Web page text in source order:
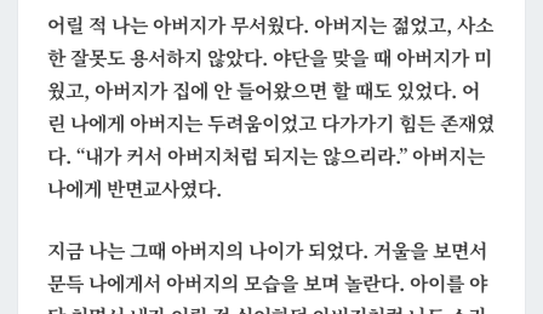
늘
어릴 적 나는 아버지가 무서웠다. 아버지는 젊었고, 사소
한 잘못도 용서하지 않았다. 야단을 맞을 때 아버지가 미
웠고, 아버지가 집에 안 들어왔으면 할 때도 있었다. 어
린 나에게 아버지는 두려움이었고 다가가기 힘든 존재였
다. “내가 커서 아버지처럼 되지는 않으리라.”아버지는
나에게 반면교사였다.
지금 나는 그때 아버지의 나이가 되었다. 거울을 보면서
문득 나에게서 아버지의 모습을 보며 놀란다. 아이를 야